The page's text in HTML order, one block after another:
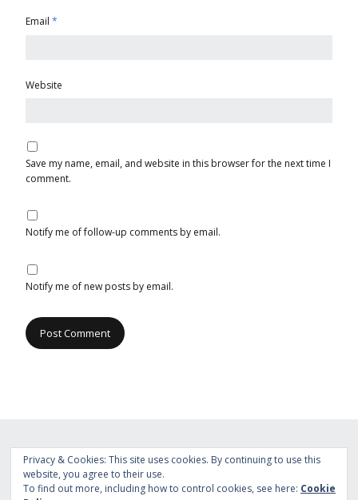
Email *
Website
Save my name, email, and website in this browser for the next time I
comment.
Notify me of follow-up comments by email.
Notify me of new posts by email.
Built with Make . Your friendly WordPress page builder theme.
Privacy & Cookies: This site uses cookies. By continuing to use this
website, you agree to their use.
To find out more, including how to control cookies, see here: Cookie